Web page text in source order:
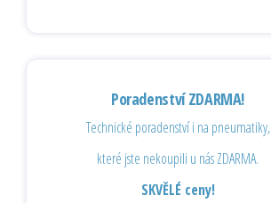
Poradenství ZDARMA!
Technické poradenství i na pneumatiky,
které jste nekoupili u nás ZDARMA.
SKVĚLÉ ceny!